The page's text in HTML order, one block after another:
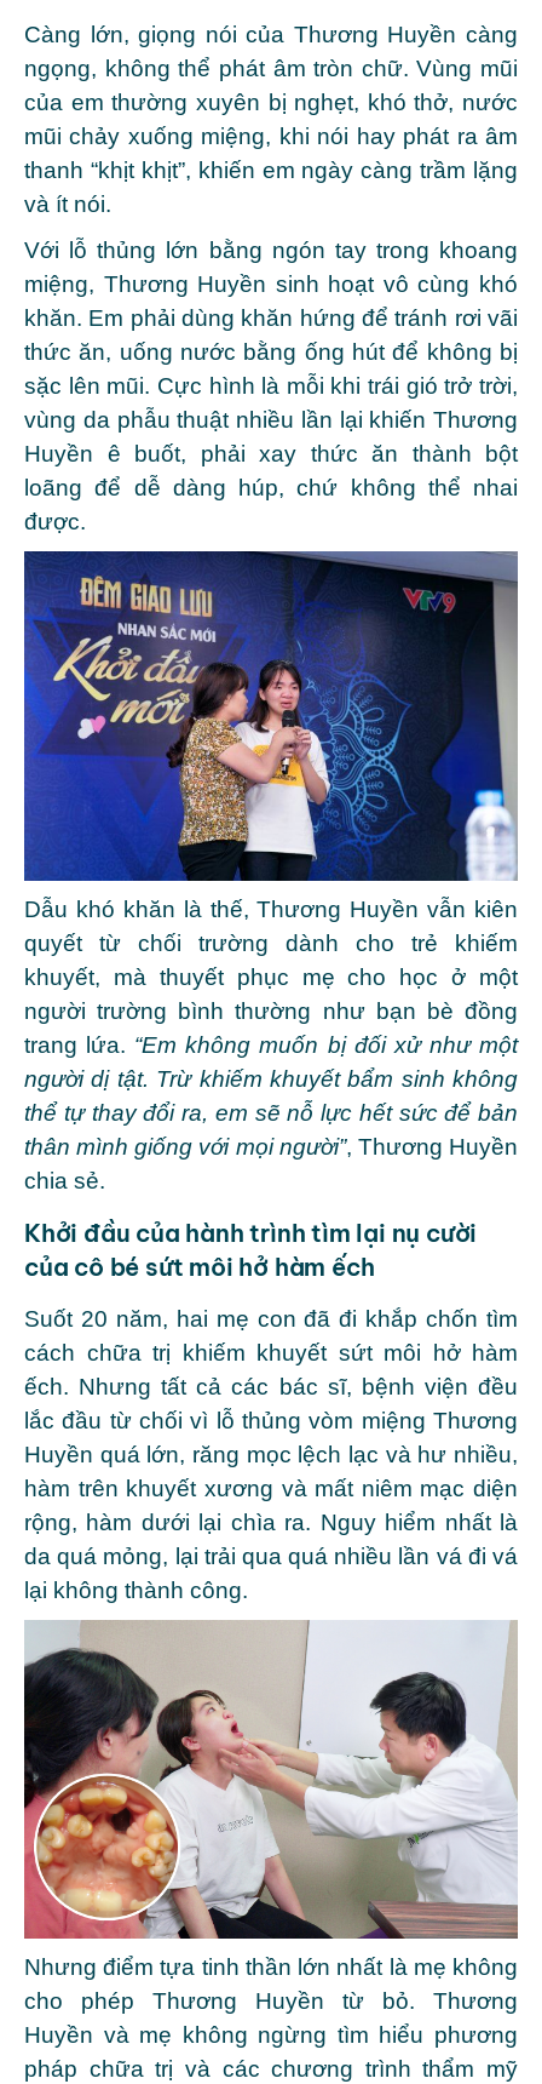
Càng lớn, giọng nói của Thương Huyền càng
ngọng, không thể phát âm tròn chữ. Vùng mũi
của em thường xuyên bị nghẹt, khó thở, nước
mũi chảy xuống miệng, khi nói hay phát ra âm
thanh “khịt khịt”, khiến em ngày càng trầm lặng
và ít nói.
Với lỗ thủng lớn bằng ngón tay trong khoang
miệng, Thương Huyền sinh hoạt vô cùng khó
khăn. Em phải dùng khăn hứng để tránh rơi vãi
thức ăn, uống nước bằng ống hút để không bị
sặc lên mũi. Cực hình là mỗi khi trái gió trở trời,
vùng da phẫu thuật nhiều lần lại khiến Thương
Huyền ê buốt, phải xay thức ăn thành bột
loãng để dễ dàng húp, chứ không thể nhai
được.
Dẫu khó khăn là thế, Thương Huyền vẫn kiên
quyết từ chối trường dành cho trẻ khiếm
khuyết, mà thuyết phục mẹ cho học ở một
người trường bình thường như bạn bè đồng
trang lứa. “Em không muốn bị đối xử như một
người dị tật. Trừ khiếm khuyết bẩm sinh không
thể tự thay đổi ra, em sẽ nỗ lực hết sức để bản
thân mình giống với mọi người”, Thương Huyền
chia sẻ.
Khởi đầu của hành trình tìm lại nụ cười
của cô bé sứt môi hở hàm ếch
Suốt 20 năm, hai mẹ con đã đi khắp chốn tìm
cách chữa trị khiếm khuyết sứt môi hở hàm
ếch. Nhưng tất cả các bác sĩ, bệnh viện đều
lắc đầu từ chối vì lỗ thủng vòm miệng Thương
Huyền quá lớn, răng mọc lệch lạc và hư nhiều,
hàm trên khuyết xương và mất niêm mạc diện
rộng, hàm dưới lại chìa ra. Nguy hiểm nhất là
da quá mỏng, lại trải qua quá nhiều lần vá đi vá
lại không thành công.
Nhưng điểm tựa tinh thần lớn nhất là mẹ không
cho phép Thương Huyền từ bỏ. Thương
Huyền và mẹ không ngừng tìm hiểu phương
pháp chữa trị và các chương trình thẩm mỹ